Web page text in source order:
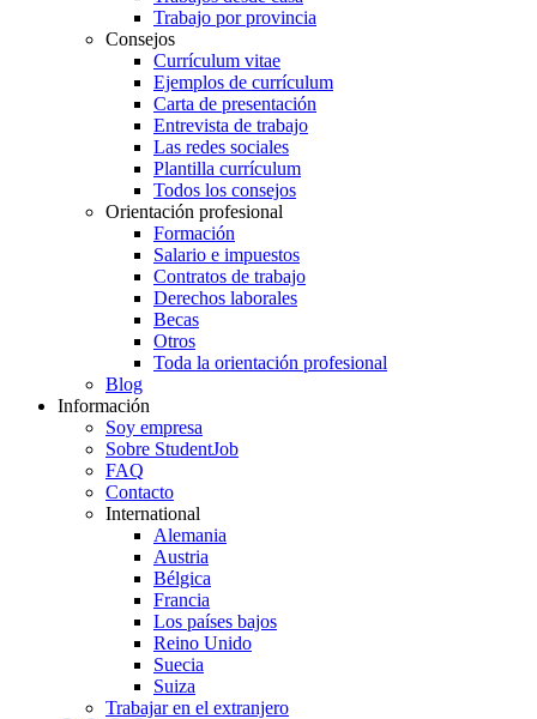
Trabajo por provincia
Consejos
Currículum vitae
Ejemplos de currículum
Carta de presentación
Entrevista de trabajo
Las redes sociales
Plantilla currículum
Todos los consejos
Orientación profesional
Formación
Salario e impuestos
Contratos de trabajo
Derechos laborales
Becas
Otros
Toda la orientación profesional
Blog
Información
Soy empresa
Sobre StudentJob
FAQ
Contacto
International
Alemania
Austria
Bélgica
Francia
Los países bajos
Reino Unido
Suecia
Suiza
Trabajar en el extranjero